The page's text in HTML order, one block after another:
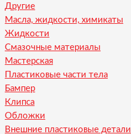
Другие
Масла, жидкости, химикаты
Жидкости
Смазочные материалы
Мастерская
Пластиковые части тела
Бампер
Клипса
Обложки
Внешние пластиковые детали